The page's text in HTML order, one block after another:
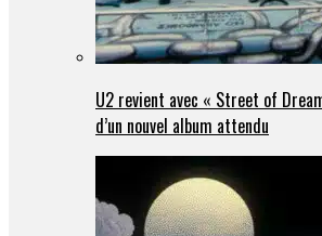
U2 revient avec « Street of
d’un nouvel album attendu